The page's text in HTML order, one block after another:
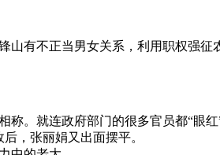
山有不正当男女关系，利用职权强
称。就连政府部门的很多官员都“眼
，张丽娟又出面摆平。